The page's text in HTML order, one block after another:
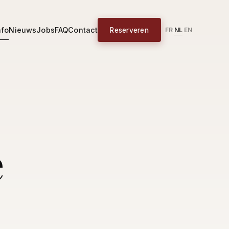
NieuwsJobsFAQContact Reserveren FR NL EN